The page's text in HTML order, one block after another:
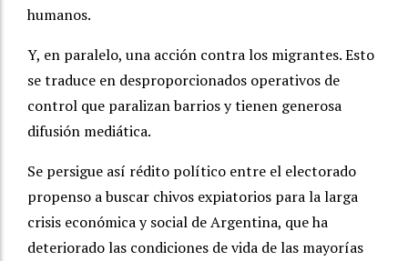
humanos.
Y, en paralelo, una acción contra los migrantes. Esto
se traduce en desproporcionados operativos de
control que paralizan barrios y tienen generosa
difusión mediática.
Se persigue así rédito político entre el electorado
propenso a buscar chivos expiatorios para la larga
crisis económica y social de Argentina, que ha
deteriorado las condiciones de vida de las mayorías